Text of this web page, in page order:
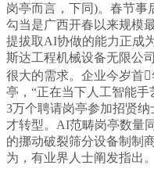
岗亭而言，下同)。春节事
勾当是广西开春以来规模
提拔取AI协做的能力正成
斯达工程机械设备无限公
很大的需求。企业今岁首
亭，“正在当下人工智能
3万个聘请岗亭参加招贤
才转型。AI范畴岗亭数量
的挪动破裂筛分设备制制
为，有业界人士阐发指出。